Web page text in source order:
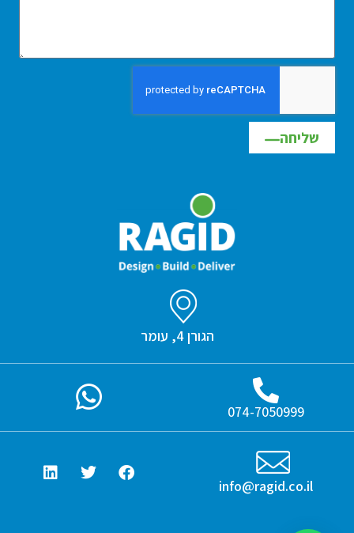
שליחה
הגורן 4, עומר
074-7050999
info@ragid.co.il